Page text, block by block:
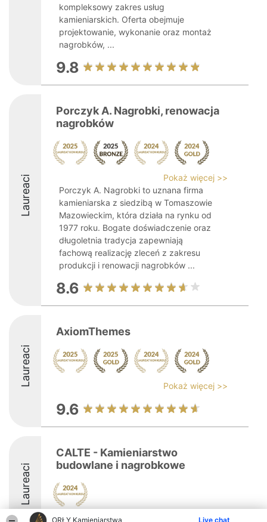
ORŁY Kamieniarstwa Live chat
kompleksowy zakres usług
kamieniarskich. Oferta obejmuje
projektowanie, wykonanie oraz montaż
nagrobków, ...
9.8
Laureaci
Porczyk A. Nagrobki, renowacja
nagrobków
Pokaż więcej >>
Porczyk A. Nagrobki to uznana firma
kamieniarska z siedzibą w Tomaszowie
Mazowieckim, która działa na rynku od
1977 roku. Bogate doświadczenie oraz
długoletnia tradycja zapewniają
fachową realizację zleceń z zakresu
produkcji i renowacji nagrobków ...
8.6
Laureaci
AxiomThemes
Pokaż więcej >>
9.6
Laureaci
CALTE - Kamieniarstwo
budowlane i nagrobkowe